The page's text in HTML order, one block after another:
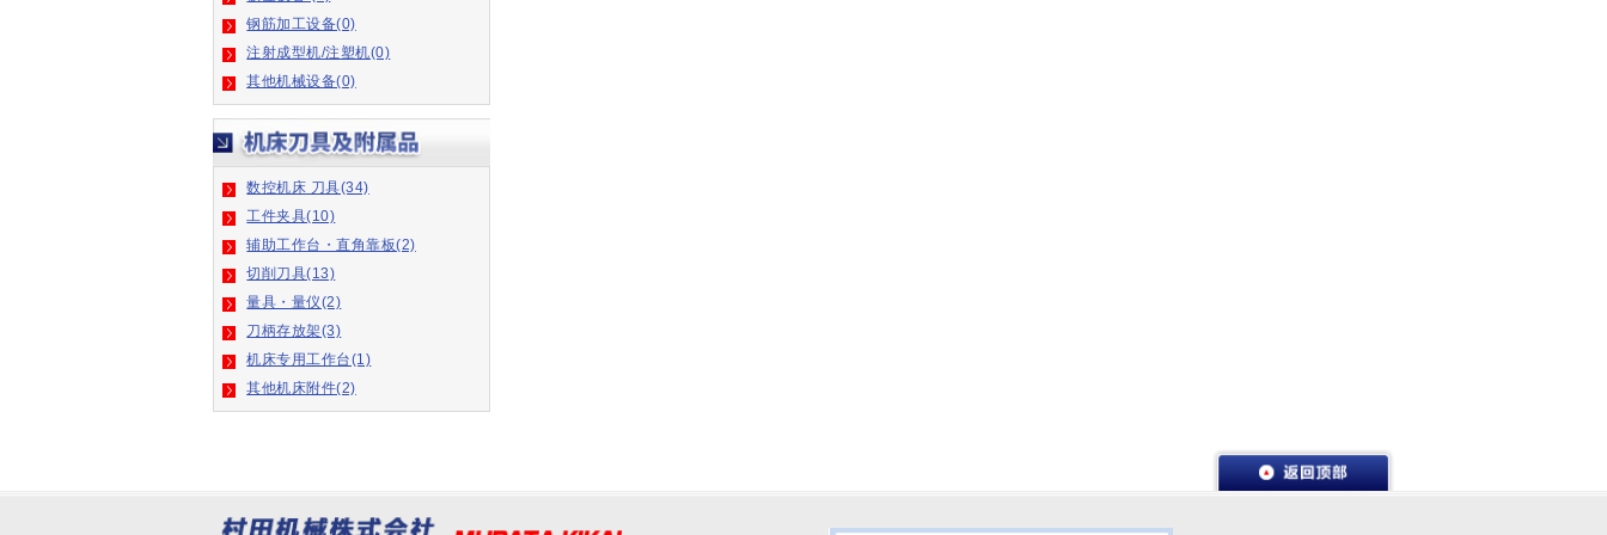
注射成型机/注塑机(0)
其他机械设备(0)
数控机床 刀具(34)
工件夹具(10)
辅助工作台・直角靠板(2)
切削刀具(13)
量具・量仪(2)
刀柄存放架(3)